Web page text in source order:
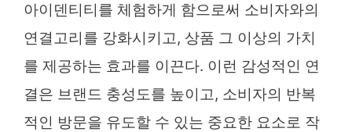
아이덴티티를 체험하게 함으로써 소비자와의
연결고리를 강화시키고, 상품 그 이상의 가치
를 제공하는 효과를 이끈다. 이런 감성적인 연
결은 브랜드 충성도를 높이고, 소비자의 반복
적인 방문을 유도할 수 있는 중요한 요소로 작